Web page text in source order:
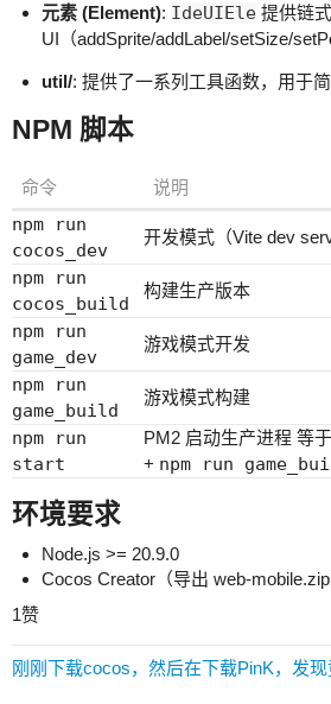
元素 (Element): IdeUIEle 提供链
UI（addSprite/addLabel/setSize/
util/: 提供了一系列工具函数，用于
NPM 脚本
命令 说明
npm run
cocos_dev
开发模式（Vite dev
npm run
cocos_build
构建生产版本
npm run
game_dev
游戏模式开发
npm run
game_build
游戏模式构建
npm run
start
PM2 启动生产进程 等于
+ npm run
环境要求
Node.js >= 20.9.0
Cocos Creator（导出 web-mobile.zip
1赞
刚刚下载cocos，然后在下载PinK，发